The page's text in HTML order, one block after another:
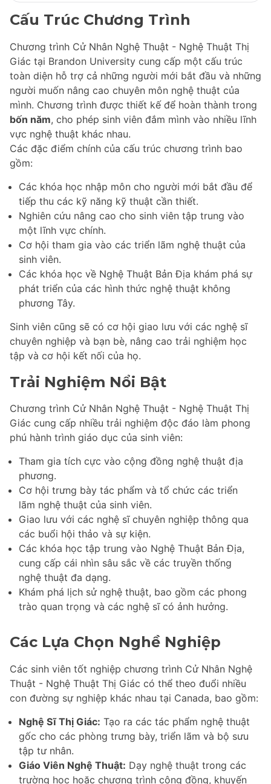
Cấu Trúc Chương Trình
Chương trình Cử Nhân Nghệ Thuật - Nghệ Thuật Thị
Giác tại Brandon University cung cấp một cấu trúc
toàn diện hỗ trợ cả những người mới bắt đầu và những
người muốn nâng cao chuyên môn nghệ thuật của
mình. Chương trình được thiết kế để hoàn thành trong
bốn năm, cho phép sinh viên đắm mình vào nhiều lĩnh
vực nghệ thuật khác nhau.
Các đặc điểm chính của cấu trúc chương trình bao
gồm:
Các khóa học nhập môn cho người mới bắt đầu để
tiếp thu các kỹ năng kỹ thuật cần thiết.
Nghiên cứu nâng cao cho sinh viên tập trung vào
một lĩnh vực chính.
Cơ hội tham gia vào các triển lãm nghệ thuật của
sinh viên.
Các khóa học về Nghệ Thuật Bản Địa khám phá sự
phát triển của các hình thức nghệ thuật không
phương Tây.
Sinh viên cũng sẽ có cơ hội giao lưu với các nghệ sĩ
chuyên nghiệp và bạn bè, nâng cao trải nghiệm học
tập và cơ hội kết nối của họ.
Trải Nghiệm Nổi Bật
Chương trình Cử Nhân Nghệ Thuật - Nghệ Thuật Thị
Giác cung cấp nhiều trải nghiệm độc đáo làm phong
phú hành trình giáo dục của sinh viên:
Tham gia tích cực vào cộng đồng nghệ thuật địa
phương.
Cơ hội trưng bày tác phẩm và tổ chức các triển
lãm nghệ thuật của sinh viên.
Giao lưu với các nghệ sĩ chuyên nghiệp thông qua
các buổi hội thảo và sự kiện.
Các khóa học tập trung vào Nghệ Thuật Bản Địa,
cung cấp cái nhìn sâu sắc về các truyền thống
nghệ thuật đa dạng.
Khám phá lịch sử nghệ thuật, bao gồm các phong
trào quan trọng và các nghệ sĩ có ảnh hưởng.
Các Lựa Chọn Nghề Nghiệp
Các sinh viên tốt nghiệp chương trình Cử Nhân Nghệ
Thuật - Nghệ Thuật Thị Giác có thể theo đuổi nhiều
con đường sự nghiệp khác nhau tại Canada, bao gồm:
Nghệ Sĩ Thị Giác: Tạo ra các tác phẩm nghệ thuật
gốc cho các phòng trưng bày, triển lãm và bộ sưu
tập tư nhân.
Giáo Viên Nghệ Thuật: Dạy nghệ thuật trong các
trường học hoặc chương trình cộng đồng, khuyến